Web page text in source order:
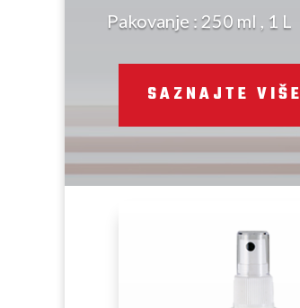
Pakovanje : 250 ml , 1 L
SAZNAJTE VIŠE